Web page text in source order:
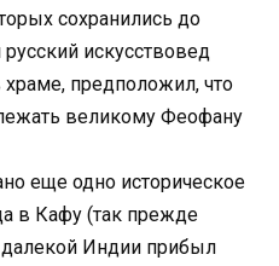
сохранились до
искусствовед
предположил, что
великому Феофану
еще одно историческое
в Кафу (так прежде
Индии прибыл